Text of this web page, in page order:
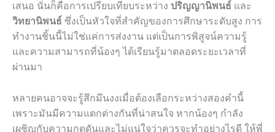
เสนอ นั่นก็คือการเปรียบเทียบระหว่าง ปริญญานิพนธ์ และ
วิทยานิพนธ์ ซึ่งเป็นหัวใจที่สำคัญของการศึกษาระดับสูง การ
ทำงานชิ้นนี้ไม่ใช่แค่การส่งงาน แต่เป็นการพิสูจน์ความรู้
และความสามารถที่น้องๆ ได้เรียนรู้มาตลอดระยะเวลาที่
ผ่านมา
หลายคนอาจจะรู้สึกมึนงงเมื่อต้องเลือกระหว่างสองคำนี้
เพราะมันมีความแตกต่างกันที่น่าสนใจ หากน้องๆ กำลัง
เผชิญกับความกดดันและไม่แน่ใจว่าควรจะทำอย่างไรดี ให้พี่